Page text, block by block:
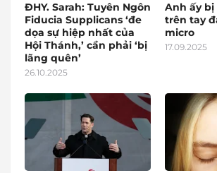
ĐHY. Sarah: Tuyên Ngôn
Fiducia Supplicans ‘đe
dọa sự hiệp nhất của
Hội Thánh,’ cần phải ‘bị
lãng quên’
26.10.2025
Anh ấy
trên tay
micro
17.09.2025